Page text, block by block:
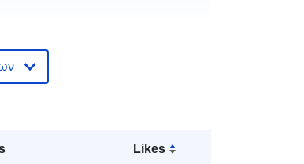
Likes
catalogue.geo-
4d9f-b211-0d3cba9aec6a